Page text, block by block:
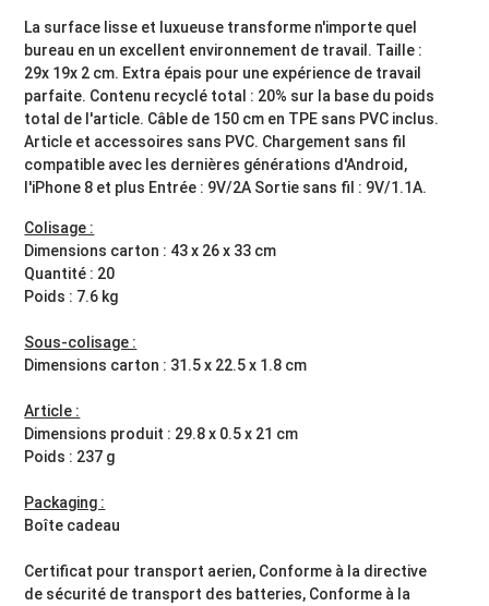
La surface lisse et luxueuse transforme n'importe quel
bureau en un excellent environnement de travail. Taille :
29x 19x 2 cm. Extra épais pour une expérience de travail
parfaite. Contenu recyclé total : 20% sur la base du poids
total de l'article. Câble de 150 cm en TPE sans PVC inclus.
Article et accessoires sans PVC. Chargement sans fil
compatible avec les dernières générations d'Android,
l'iPhone 8 et plus Entrée : 9V/2A Sortie sans fil : 9V/1.1A.
Colisage :
Dimensions carton : 43 x 26 x 33 cm
Quantité : 20
Poids : 7.6 kg
Sous-colisage :
Dimensions carton : 31.5 x 22.5 x 1.8 cm
Article :
Dimensions produit : 29.8 x 0.5 x 21 cm
Poids : 237 g
Packaging :
Boîte cadeau
Certificat pour transport aerien, Conforme à la directive
de sécurité de transport des batteries, Conforme à la